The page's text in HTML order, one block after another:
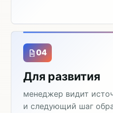
04
Для развития
менеджер видит
и следующий шаг